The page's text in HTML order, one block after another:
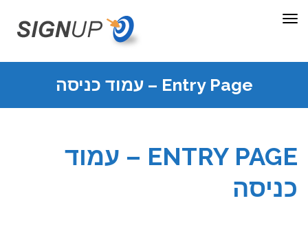
תפריט
Entry Page – עמוד כניסה
ENTRY PAGE – עמוד
כניסה